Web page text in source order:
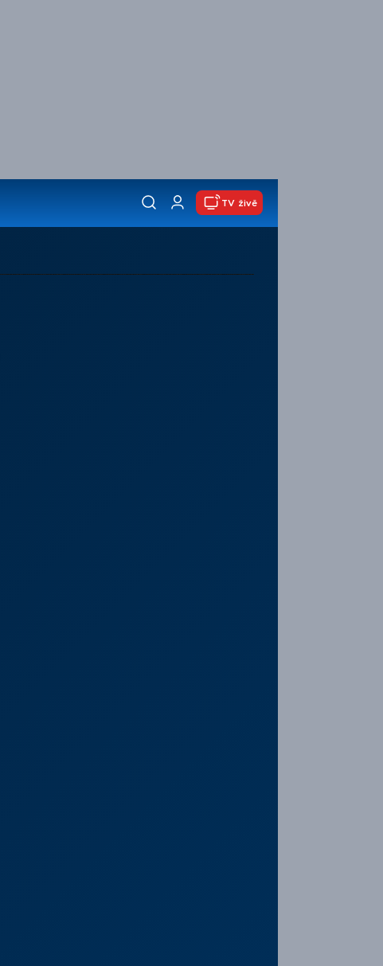
TV živě